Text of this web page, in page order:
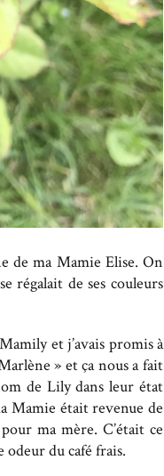
de ma Mamie Elise. On
régalait de ses couleurs
et j’avais promis à
» et ça nous a fait
de Lily dans leur état
Mamie était revenue de
ma mère. C’était ce
odeur du café frais.